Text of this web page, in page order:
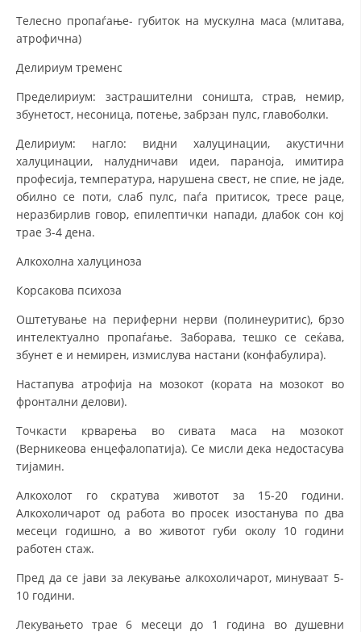
Телесно пропаѓање- губиток на мускулна маса (млитава,
атрофична)
Делириум тременс
Пределириум: застрашителни соништа, страв, немир,
збунетост, несоница, потење, забрзан пулс, главоболки.
Делириум: нагло: видни халуцинации, акустични
халуцинации, налудничави идеи, параноја, имитира
професија, температура, нарушена свест, не спие, не јаде,
обилно се поти, слаб пулс, паѓа притисок, тресе раце,
неразбирлив говор, епилептички напади, длабок сон кој
трае 3-4 дена.
Алкохолна халуциноза
Корсакова психоза
Оштетување на периферни нерви (полинеуритис), брзо
интелектуално пропаѓање. Заборава, тешко се сеќава,
збунет е и немирен, измислува настани (конфабулира).
Настапува атрофија на мозокот (кората на мозокот во
фронтални делови).
Точкасти крварења во сивата маса на мозокот
(Верникеова енцефалопатија). Се мисли дека недостасува
тијамин.
Алкохолот го скратува животот за 15-20 години.
Алкохоличарот од работа во просек изостанува по два
месеци годишно, а во животот губи околу 10 години
работен стаж.
Пред да се јави за лекување алкохоличарот, минуваат 5-
10 години.
Лекувањето трае 6 месеци до 1 година во душевни